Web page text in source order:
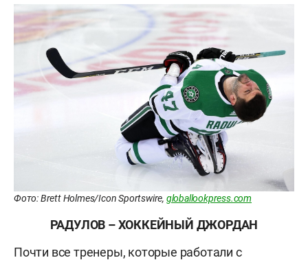
Фото: Brett Holmes/Icon Sportswire, globallookpress.com
РАДУЛОВ – ХОККЕЙНЫЙ ДЖОРДАН
Почти все тренеры, которые работали с